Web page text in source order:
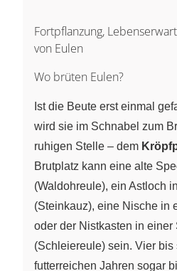
Fortpflanzung,
von Eulen
Wo brüten Eulen?
Ist die Beute erst einmal
wird sie im Schnabel zum
ruhigen Stelle – dem
Brutplatz kann eine alte
(Waldohreule), ein Astloch
(Steinkauz), eine Nische in
oder der Nistkasten in einer
(Schleiereule) sein. Vier
futterreichen Jahren sogar